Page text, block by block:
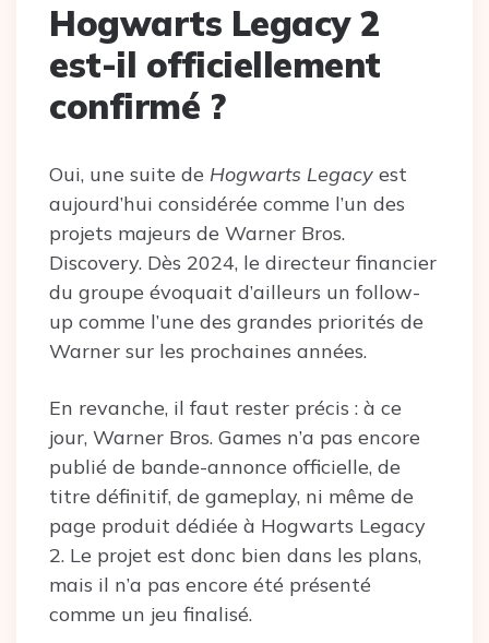
Hogwarts Legacy 2
est-il officiellement
confirmé ?
Oui, une suite de Hogwarts Legacy est
aujourd’hui considérée comme l’un des
projets majeurs de Warner Bros.
Discovery. Dès 2024, le directeur financier
du groupe évoquait d’ailleurs un follow-
up comme l’une des grandes priorités de
Warner sur les prochaines années.
En revanche, il faut rester précis : à ce
jour, Warner Bros. Games n’a pas encore
publié de bande-annonce officielle, de
titre définitif, de gameplay, ni même de
page produit dédiée à Hogwarts Legacy
2. Le projet est donc bien dans les plans,
mais il n’a pas encore été présenté
comme un jeu finalisé.